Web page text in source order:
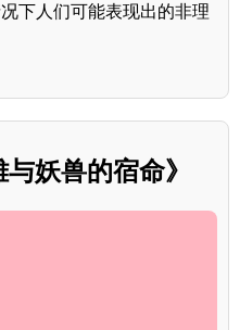
下人们可能表现出的非理
妖兽的宿命》